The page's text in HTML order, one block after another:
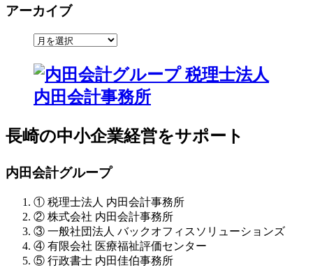
アーカイブ
長崎の中小企業経営をサポート
内田会計グループ
① 税理士法人 内田会計事務所
② 株式会社 内田会計事務所
③ 一般社団法人 バックオフィスソリューションズ
④ 有限会社 医療福祉評価センター
⑤ 行政書士 内田佳伯事務所